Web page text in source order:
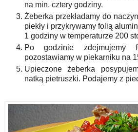
na min. cztery godziny.
Żeberka przekładamy do
piekły i przykrywamy folią
1 godziny w temperaturze 200
Po godzinie
pozostawiamy w piekarniku na
Upieczone żeberka
natką pietruszki. Podajemy z